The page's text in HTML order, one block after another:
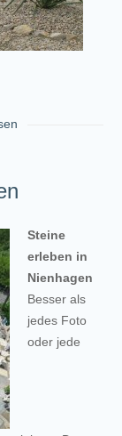
Steine
erleben in
Nienhagen
Besser als
jedes Foto
oder jede